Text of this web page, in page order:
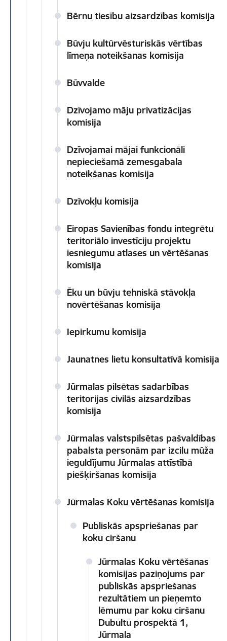
Bērnu tiesību aizsardzības komisija
Būvju kultūrvēsturiskās vērtības
līmeņa noteikšanas komisija
Būvvalde
Dzīvojamo māju privatizācijas
komisija
Dzīvojamai mājai funkcionāli
nepieciešamā zemesgabala
noteikšanas komisija
Dzīvokļu komisija
Eiropas Savienības fondu integrētu
teritoriālo investīciju projektu
iesniegumu atlases un vērtēšanas
komisija
Ēku un būvju tehniskā stāvokļa
novērtēšanas komisija
Iepirkumu komisija
Jaunatnes lietu konsultatīvā komisija
Jūrmalas pilsētas sadarbības
teritorijas civilās aizsardzības
komisija
Jūrmalas valstspilsētas pašvaldības
pabalsta personām par izcilu mūža
ieguldījumu Jūrmalas attīstībā
piešķiršanas komisija
Jūrmalas Koku vērtēšanas komisija
Publiskās apspriešanas par
koku ciršanu
Jūrmalas Koku vērtēšanas
komisijas paziņojums par
publiskās apspriešanas
rezultātiem un pieņemto
lēmumu par koku ciršanu
Dubultu prospektā 1,
Jūrmala